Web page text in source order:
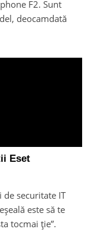
F2. Sunt
deocamdată
Eset
de securitate IT
este să te
tocmai ție”.